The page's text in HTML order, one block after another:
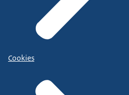
Cookies